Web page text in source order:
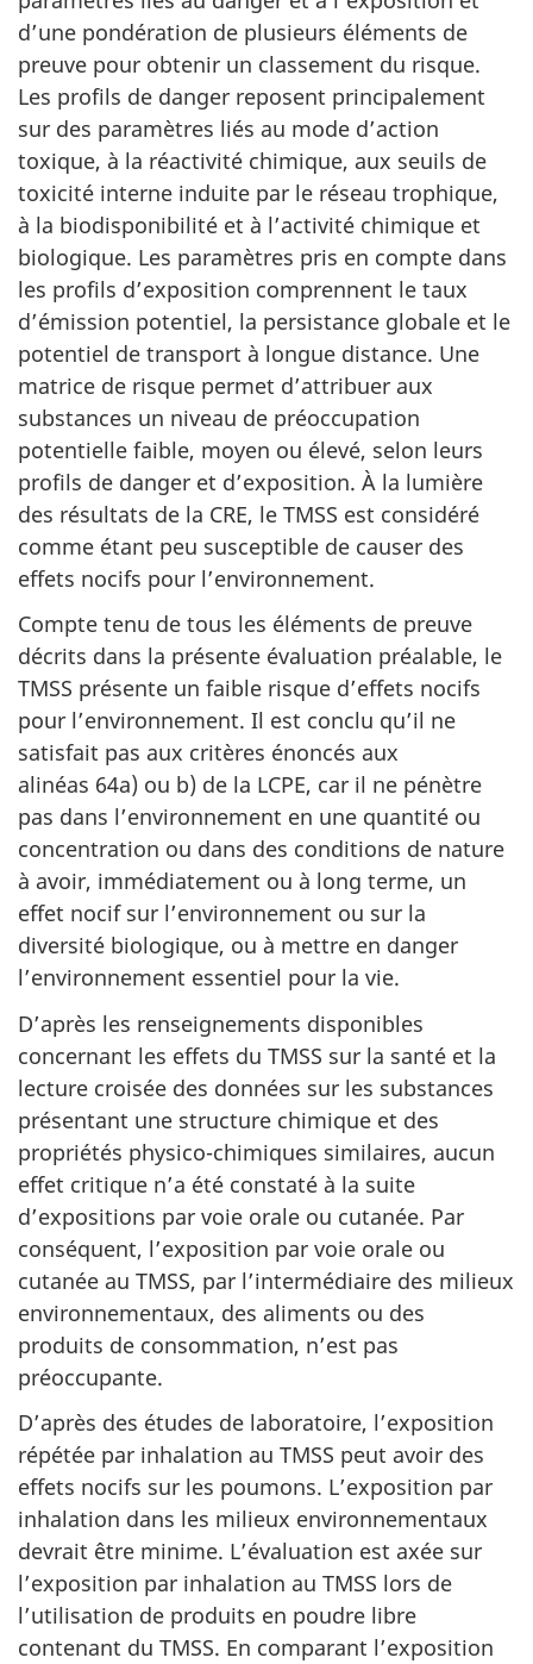
d’une pondération de plusieurs éléments de
preuve pour obtenir un classement du risque.
Les profils de danger reposent principalement
sur des paramètres liés au mode d’action
toxique, à la réactivité chimique, aux seuils de
toxicité interne induite par le réseau trophique,
à la biodisponibilité et à l’activité chimique et
biologique. Les paramètres pris en compte dans
les profils d’exposition comprennent le taux
d’émission potentiel, la persistance globale et le
potentiel de transport à longue distance. Une
matrice de risque permet d’attribuer aux
substances un niveau de préoccupation
potentielle faible, moyen ou élevé, selon leurs
profils de danger et d’exposition. À la lumière
des résultats de la CRE, le TMSS est considéré
comme étant peu susceptible de causer des
effets nocifs pour l’environnement.
Compte tenu de tous les éléments de preuve
décrits dans la présente évaluation préalable, le
TMSS présente un faible risque d’effets nocifs
pour l’environnement. Il est conclu qu’il ne
satisfait pas aux critères énoncés aux
alinéas 64a) ou b) de la LCPE, car il ne pénètre
pas dans l’environnement en une quantité ou
concentration ou dans des conditions de nature
à avoir, immédiatement ou à long terme, un
effet nocif sur l’environnement ou sur la
diversité biologique, ou à mettre en danger
l’environnement essentiel pour la vie.
D’après les renseignements disponibles
concernant les effets du TMSS sur la santé et la
lecture croisée des données sur les substances
présentant une structure chimique et des
propriétés physico-chimiques similaires, aucun
effet critique n’a été constaté à la suite
d’expositions par voie orale ou cutanée. Par
conséquent, l’exposition par voie orale ou
cutanée au TMSS, par l’intermédiaire des milieux
environnementaux, des aliments ou des
produits de consommation, n’est pas
préoccupante.
D’après des études de laboratoire, l’exposition
répétée par inhalation au TMSS peut avoir des
effets nocifs sur les poumons. L’exposition par
inhalation dans les milieux environnementaux
devrait être minime. L’évaluation est axée sur
l’exposition par inhalation au TMSS lors de
l’utilisation de produits en poudre libre
contenant du TMSS. En comparant l’exposition